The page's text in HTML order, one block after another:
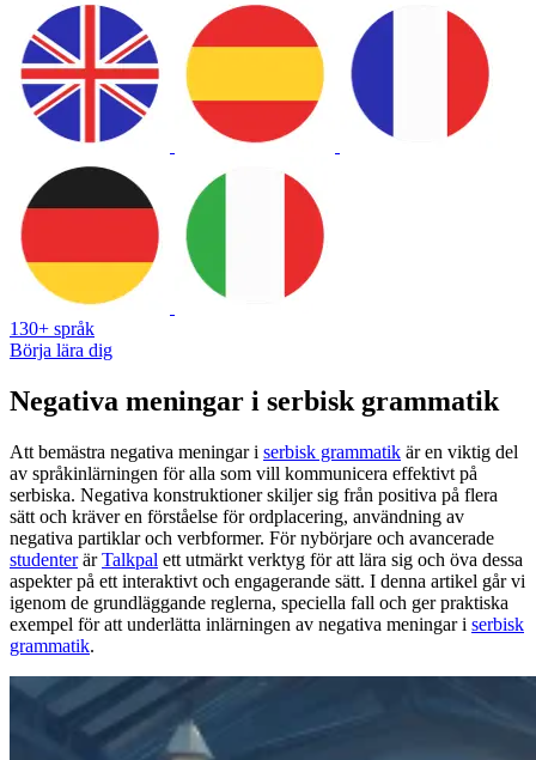
130+ språk
Börja lära dig
Negativa meningar i serbisk grammatik
Att bemästra negativa meningar i serbisk grammatik är en viktig del
av språkinlärningen för alla som vill kommunicera effektivt på
serbiska. Negativa konstruktioner skiljer sig från positiva på flera
sätt och kräver en förståelse för ordplacering, användning av
negativa partiklar och verbformer. För nybörjare och avancerade
studenterärTalkpal ett utmärkt verktyg för att lära sig och öva dessa
aspekter på ett interaktivt och engagerande sätt. I denna artikel går vi
igenom de grundläggande reglerna, speciella fall och ger praktiska
exempel för att underlätta inlärningen av negativa meningar i serbisk
grammatik.